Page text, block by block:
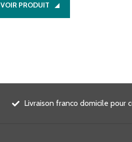
VOIR PRODUIT
Livraison franco domicile pour